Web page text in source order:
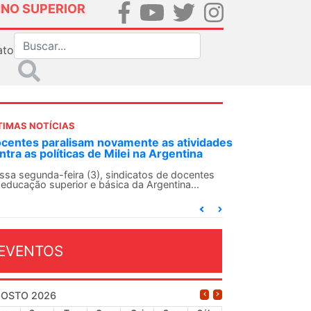
SUPERIOR
NOTÍCIAS
SN convoca docentes para Dia de
Internacionalista com Cuba em
de agosto
SN conclama suas seções sindicais e o